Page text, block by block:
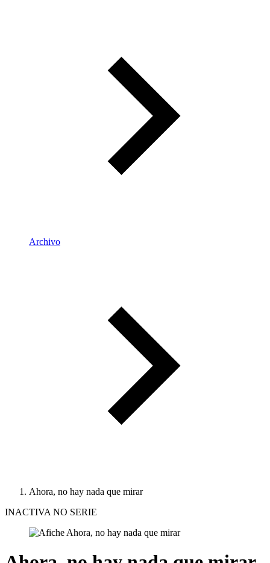
Archivo
Ahora, no hay nada que mirar
INACTIVA NO SERIE